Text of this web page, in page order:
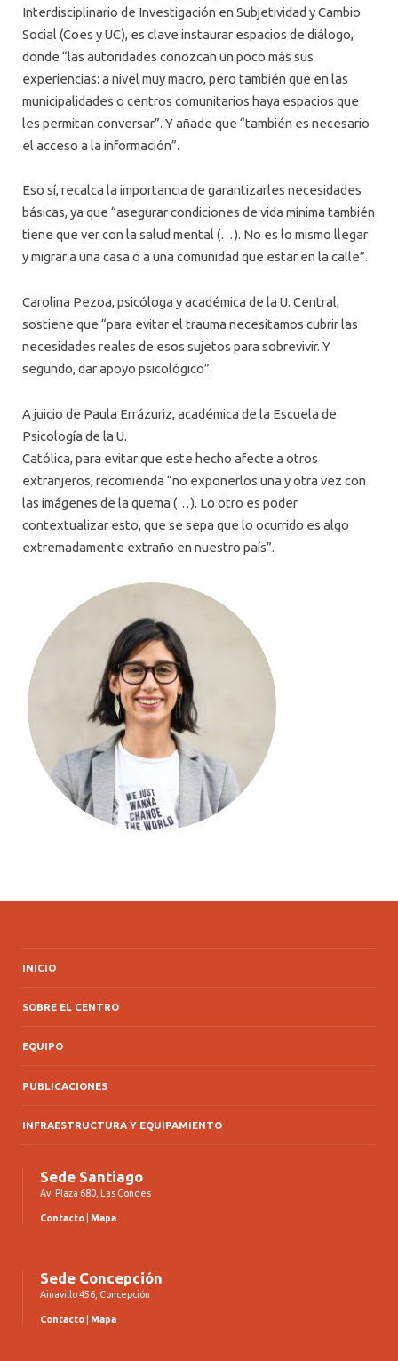
Interdisciplinario de Investigación en Subjetividad y Cambio
Social (Coes y UC), es clave instaurar espacios de diálogo,
donde “las autoridades conozcan un poco más sus
experiencias: a nivel muy macro, pero también que en las
municipalidades o centros comunitarios haya espacios que
les permitan conversar”. Y añade que “también es necesario
el acceso a la información”.
Eso sí, recalca la importancia de garantizarles necesidades
básicas, ya que “asegurar condiciones de vida mínima también
tiene que ver con la salud mental (…). No es lo mismo llegar
y migrar a una casa o a una comunidad que estar en la calle”.
Carolina Pezoa, psicóloga y académica de la U. Central,
sostiene que “para evitar el trauma necesitamos cubrir las
necesidades reales de esos sujetos para sobrevivir. Y
segundo, dar apoyo psicológico”.
A juicio de Paula Errázuriz, académica de la Escuela de
Psicología de la U.
Católica, para evitar que este hecho afecte a otros
extranjeros, recomienda “no exponerlos una y otra vez con
las imágenes de la quema (…). Lo otro es poder
contextualizar esto, que se sepa que lo ocurrido es algo
extremadamente extraño en nuestro país”.
INICIO
SOBRE EL CENTRO
EQUIPO
PUBLICACIONES
INFRAESTRUCTURA Y EQUIPAMIENTO
Sede Santiago
Av. Plaza 680, Las Condes
Contacto Mapa
Sede Concepción
Ainavillo 456, Concepción
Contacto Mapa